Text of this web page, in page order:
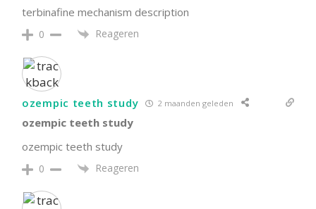
terbinafine mechanism description
0 Reageren
ozempic teeth study 2 maanden geleden
ozempic teeth study
ozempic teeth study
0 Reageren